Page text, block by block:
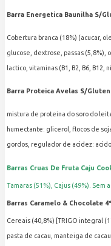
Barra Energetica Baunilha S/
Cobertura branca (18%) (acucar,
glucose, dextrose, passas
lactico, vitaminas (B1, B2, B6,
Barra Proteica Avelas S/Gluten
mistura de proteina do soro do
humectante: glicerol, flocos de
gordos, regulador de acidez:
Barras Cruas De Fruta Caju
Tamaras (51%), Cajus (49%). Sem
Barras Caramelo & Chocolate
Cereais (40,8%) [TRIGO integral
pasta de cacau, manteiga de